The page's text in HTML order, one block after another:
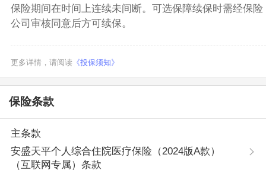
保险期间在时间上连续未间断。可选保障续保时需经保险
公司审核同意后方可续保。
更多详情，请阅读《投保须知》
保险条款
主条款
安盛天平个人综合住院医疗保险（2024版A款）
（互联网专属）条款